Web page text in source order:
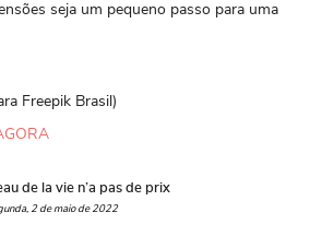
seja um pequeno passo para uma
Freepik Brasil)
de la vie n’a pas de prix
2 de maio de 2022